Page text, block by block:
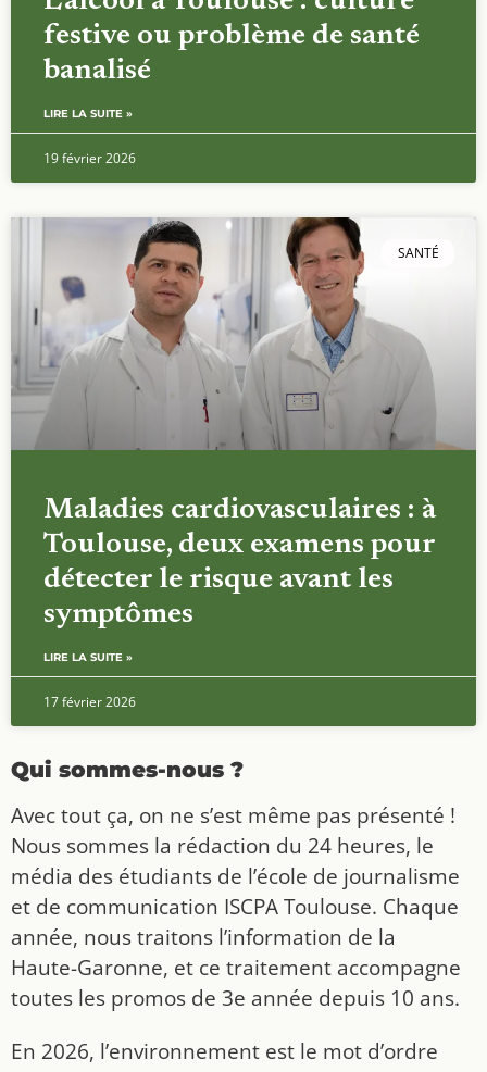
festive ou problème de santé
banalisé
LIRE LA SUITE »
19 février 2026
SANTÉ
Maladies cardiovasculaires : à
Toulouse, deux examens pour
détecter le risque avant les
symptômes
LIRE LA SUITE »
17 février 2026
Qui sommes-nous ?
Avec tout ça, on ne s’est même pas présenté !
Nous sommes la rédaction du 24 heures, le
média des étudiants de l’école de journalisme
et de communication ISCPA Toulouse. Chaque
année, nous traitons l’information de la
Haute-Garonne, et ce traitement accompagne
toutes les promos de 3e année depuis 10 ans.
En 2026, l’environnement est le mot d’ordre